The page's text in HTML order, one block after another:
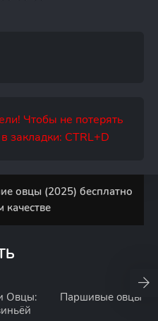
Чтобы не потерять
закладки: CTRL+D
овцы (2025) бесплатно
качестве
Овцы:
Паршивые овцы